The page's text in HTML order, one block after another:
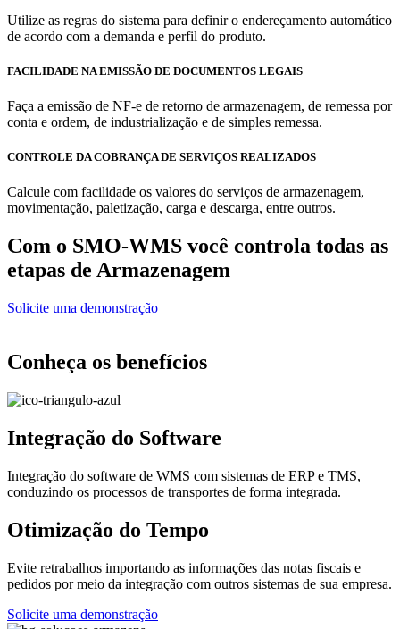
Utilize as regras do sistema para definir o endereçamento automático
de acordo com a demanda e perfil do produto.
FACILIDADE NA EMISSÃO DE DOCUMENTOS LEGAIS
Faça a emissão de NF-e de retorno de armazenagem, de remessa por
conta e ordem, de industrialização e de simples remessa.
CONTROLE DA COBRANÇA DE SERVIÇOS REALIZADOS
Calcule com facilidade os valores do serviços de armazenagem,
movimentação, paletização, carga e descarga, entre outros.
Com o SMO-WMS você controla todas as
etapas de Armazenagem
Solicite uma demonstração
Conheça os benefícios
Integração do Software
Integração do software de WMS com sistemas de ERP e TMS,
conduzindo os processos de transportes de forma integrada.
Otimização do Tempo
Evite retrabalhos importando as informações das notas fiscais e
pedidos por meio da integração com outros sistemas de sua empresa.
Solicite uma demonstração